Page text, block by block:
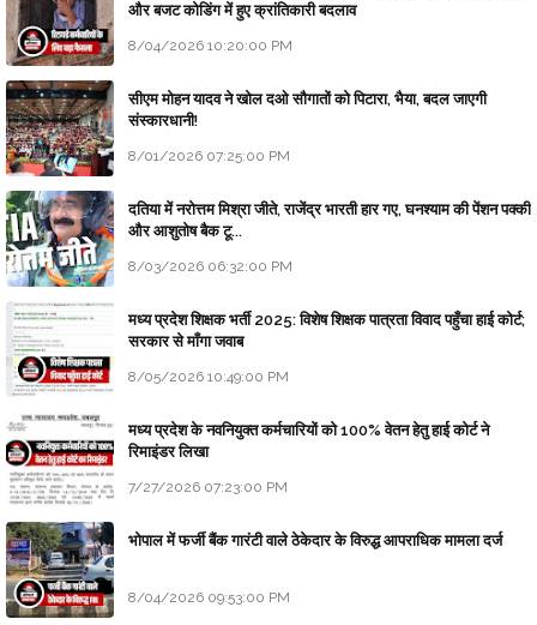
और बजट कोडिंग में हुए क्रांतिकारी बदलाव
8/04/2026 10:20:00 PM
सीएम मोहन यादव ने खोल दओ सौगातों को पिटारा, भैया, बदल जाएगी
संस्कारधानी!
8/01/2026 07:25:00 PM
दतिया में नरोत्तम मिश्रा जीते, राजेंद्र भारती हार गए, घनश्याम की पेंशन पक्की
और आशुतोष बैक टू...
8/03/2026 06:32:00 PM
मध्य प्रदेश शिक्षक भर्ती 2025: विशेष शिक्षक पात्रता विवाद पहुँचा हाई कोर्ट;
सरकार से माँगा जवाब
8/05/2026 10:49:00 PM
मध्य प्रदेश के नवनियुक्त कर्मचारियों को 100% वेतन हेतु हाई कोर्ट ने
रिमाइंडर लिखा
7/27/2026 07:23:00 PM
भोपाल में फर्जी बैंक गारंटी वाले ठेकेदार के विरुद्ध आपराधिक मामला दर्ज
8/04/2026 09:53:00 PM